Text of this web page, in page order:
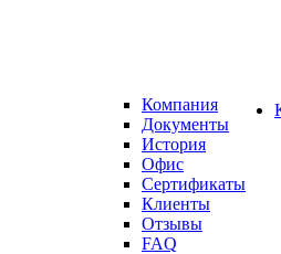
Компания
Документы
История
Офис
Сертификаты
Клиенты
Отзывы
FAQ